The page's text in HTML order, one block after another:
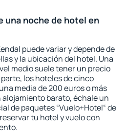
una noche de hotel en
puede variar y depende de
y la ubicación del hotel. Una
medio suele tener un precio
los hoteles de cinco
media de 200 euros o más
alojamiento barato, échale un
de paquetes “Vuelo+Hotel“ de
tu hotel y vuelo con